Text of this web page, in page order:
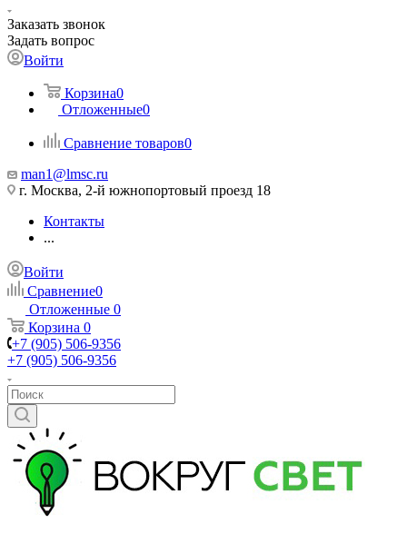
Заказать звонок
Задать вопрос
Войти
Корзина0
Отложенные0
Сравнение товаров0
man1@lmsc.ru
г. Москва, 2-й южнопортовый проезд 18
Контакты
...
Войти
Сравнение0
Отложенные 0
Корзина 0
+7 (905) 506-9356
+7 (905) 506-9356